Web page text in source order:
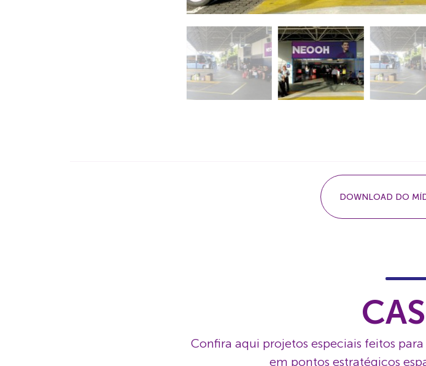
DOWNLOAD DO
Confira aqui projetos especiais feitos
em pontos estratégicos